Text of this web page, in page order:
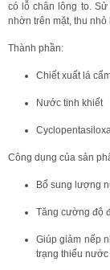
có lỗ chân lông to.
nhờn trên mặt, thu
Thành phần:
Chiết xuất lá
Nước tinh khiết
Công dụng của sản
Bổ sung lượng
Tăng cường độ
Giúp giảm nếp
trạng thiếu nước